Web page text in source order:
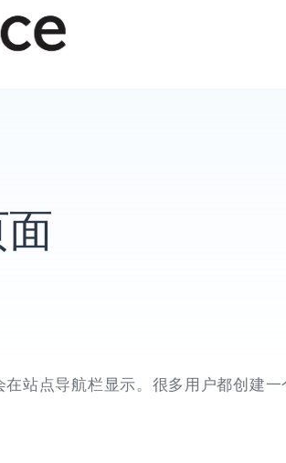
站点导航栏显示。很多用户都创建